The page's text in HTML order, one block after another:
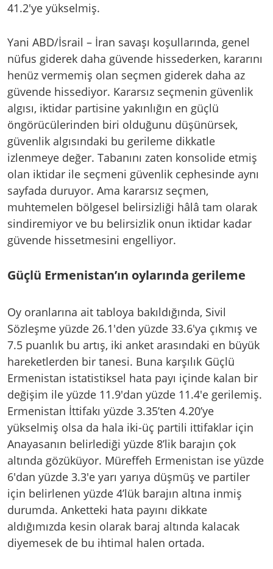
41.2'ye yükselmiş.
Yani ABD/İsrail – İran savaşı koşullarında, genel
nüfus giderek daha güvende hissederken, kararını
henüz vermemiş olan seçmen giderek daha az
güvende hissediyor. Kararsız seçmenin güvenlik
algısı, iktidar partisine yakınlığın en güçlü
öngörücülerinden biri olduğunu düşünürsek,
güvenlik algısındaki bu gerileme dikkatle
izlenmeye değer. Tabanını zaten konsolide etmiş
olan iktidar ile seçmeni güvenlik cephesinde aynı
sayfada duruyor. Ama kararsız seçmen,
muhtemelen bölgesel belirsizliği hâlâ tam olarak
sindiremiyor ve bu belirsizlik onun iktidar kadar
güvende hissetmesini engelliyor.
Güçlü Ermenistan’ın oylarında gerileme
Oy oranlarına ait tabloya bakıldığında, Sivil
Sözleşme yüzde 26.1'den yüzde 33.6'ya çıkmış ve
7.5 puanlık bu artış, iki anket arasındaki en büyük
hareketlerden bir tanesi. Buna karşılık Güçlü
Ermenistan istatistiksel hata payı içinde kalan bir
değişim ile yüzde 11.9'dan yüzde 11.4'e gerilemiş.
Ermenistan İttifakı yüzde 3.35’ten 4.20’ye
yükselmiş olsa da hala iki-üç partili ittifaklar için
Anayasanın belirlediği yüzde 8’lik barajın çok
altında gözüküyor. Müreffeh Ermenistan ise yüzde
6'dan yüzde 3.3'e yarı yarıya düşmüş ve partiler
için belirlenen yüzde 4’lük barajın altına inmiş
durumda. Anketteki hata payını dikkate
aldığımızda kesin olarak baraj altında kalacak
diyemesek de bu ihtimal halen ortada.